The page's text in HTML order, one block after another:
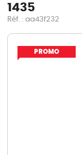
1435
Réf. : aa43f232
PROMO